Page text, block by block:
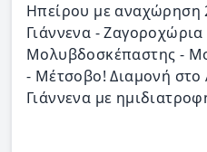
Ηπείρου με αναχώρηση
Γιάννενα -
Μολυβδοσκέπαστης -
- Μέτσοβο! Διαμονή
Γιάννενα με